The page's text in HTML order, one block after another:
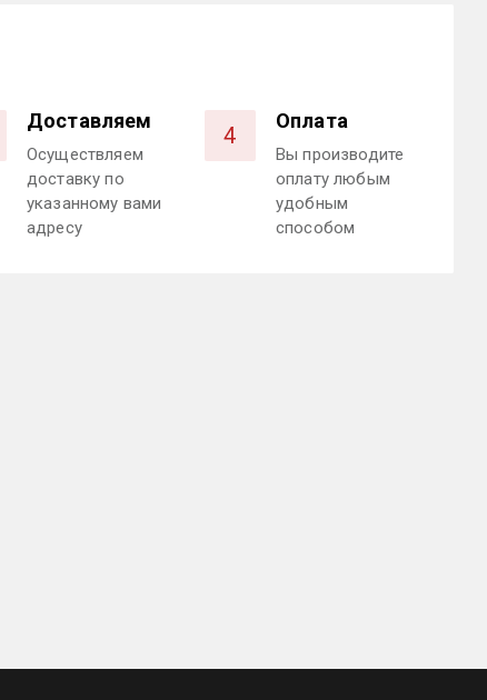
Доставляем
Осуществляем
доставку по
указанному вами
адресу
4
Оплата
Вы производите
оплату любым
удобным
способом